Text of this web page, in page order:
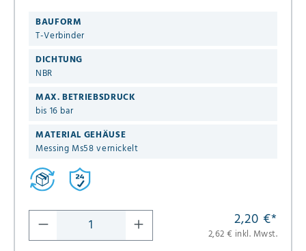
BAUFORM
T-Verbinder
DICHTUNG
NBR
MAX. BETRIEBSDRUCK
bis 16 bar
MATERIAL GEHÄUSE
Messing Ms58 vernickelt
2,20 €*
2,62 € inkl. Mwst.